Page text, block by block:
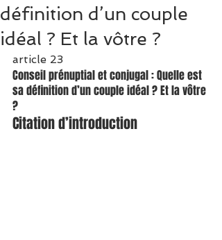
définition d’un couple
idéal ? Et la vôtre ?
article 23
Conseil prénuptial et conjugal : Quelle est
sa définition d’un couple idéal ? Et la vôtre
?
Citation d’introduction